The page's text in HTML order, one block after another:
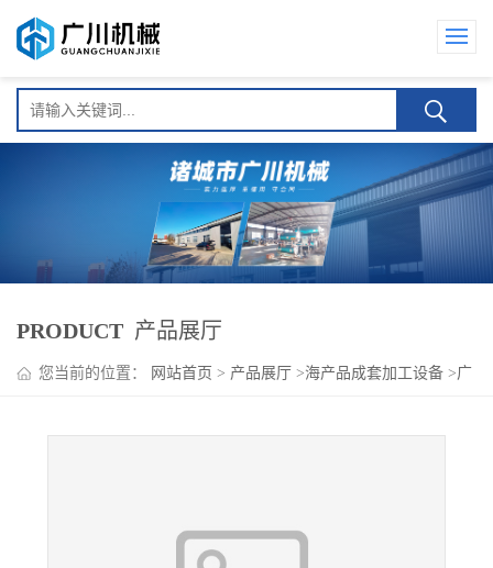
PRODUCT 产品展厅
您当前的位置： 网站首页 > 产品展厅 >海产品成套加工设备 >广